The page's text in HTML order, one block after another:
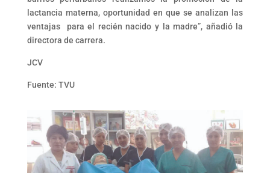
lactancia materna, oportunidad en que se analizan las
ventajas para el recién nacido y la madre”, añadió la
directora de carrera.
JCV
Fuente: TVU